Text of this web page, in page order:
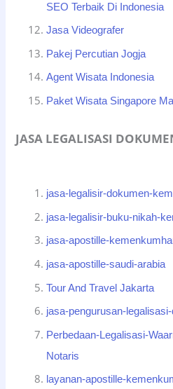
SEO Terbaik Di Indonesia
Jasa Videografer
Pakej Percutian Jogja
Agent Wisata Indonesia
Paket Wisata Singapore
JASA LEGALISASI
jasa-legalisir-dokumen-
jasa-legalisir-buku-nikah-
jasa-apostille-
jasa-apostille-saudi-arabia
Tour And Travel Jakarta
jasa-pengurusan-
Perbedaan-Legalisasi-
Notaris
layanan-apostille-